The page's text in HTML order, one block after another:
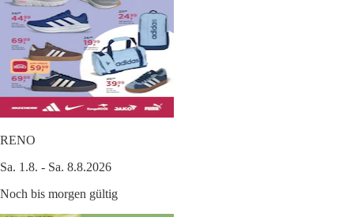
RENO
Sa. 1.8. - Sa. 8.8.2026
Noch bis morgen gültig